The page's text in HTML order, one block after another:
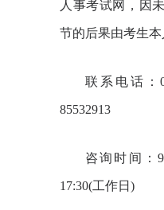
人事考试网，因
节的后果由考生本
联系电话：
85532913
咨询时间：
17:30(工作日 )